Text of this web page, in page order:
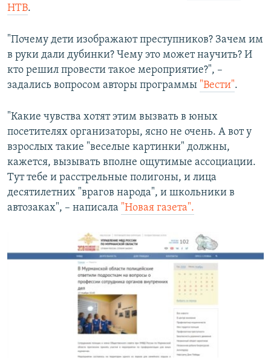
НТВ.
"Почему дети изображают преступников? Зачем им
в руки дали дубинки? Чему это может научить? И
кто решил провести такое мероприятие?", –
задались вопросом авторы программы "Вести".
"Какие чувства хотят этим вызвать в юных
посетителях организаторы, ясно не очень. А вот у
взрослых такие "веселые картинки" должны,
кажется, вызывать вполне ощутимые ассоциации.
Тут тебе и расстрельные полигоны, и лица
десятилетних "врагов народа", и школьники в
автозаках", – написала "Новая газета".